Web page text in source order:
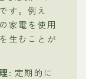
す。例え
家電を使用
生むことが
: 定期的に